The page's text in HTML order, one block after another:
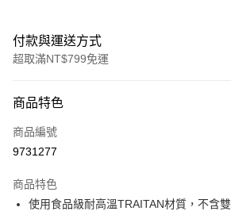
付款與運送方式
超取滿NT$799免運
信用卡一次付款
信用卡分期付款
合作金庫商業銀行
華南商業銀行
彰化商
超商取貨付款
商品特色
商品編號
9731277
商品特色
使用食品級耐高溫TRAITAN材質，不含雙